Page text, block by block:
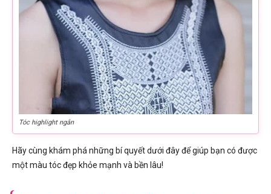
Tóc highlight ngắn
Hãy cùng khám phá những bí quyết dưới đây để giúp bạn có được
một màu tóc đẹp khỏe mạnh và bền lâu!